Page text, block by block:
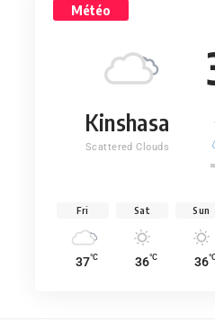
Météo
Kinshasa
Scattered Clouds
Fri
37°C
Sat
36°C
Sun
36